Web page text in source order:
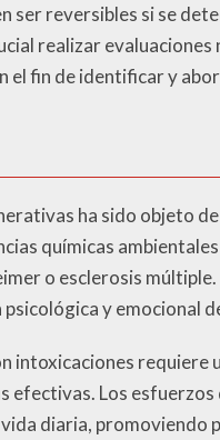
ser reversibles si se
realizar
el fin de identificar y
ha sido objeto
químicas
o esclerosis
y emocional
intoxicaciones requiere
Los
diaria, promoviendo